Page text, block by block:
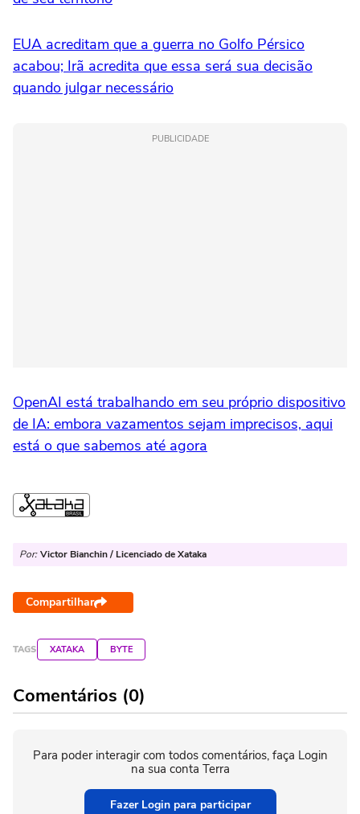
EUA acreditam que a guerra no Golfo Pérsico
acabou; Irã acredita que essa será sua decisão
quando julgar necessário
PUBLICIDADE
OpenAI está trabalhando em seu próprio dispositivo
de IA: embora vazamentos sejam imprecisos, aqui
está o que sabemos até agora
Por: Victor Bianchin / Licenciado de Xataka
Compartilhar
TAGS XATAKA BYTE
Comentários (0)
Para poder interagir com todos comentários, faça Login
na sua conta Terra
Fazer Login para participar